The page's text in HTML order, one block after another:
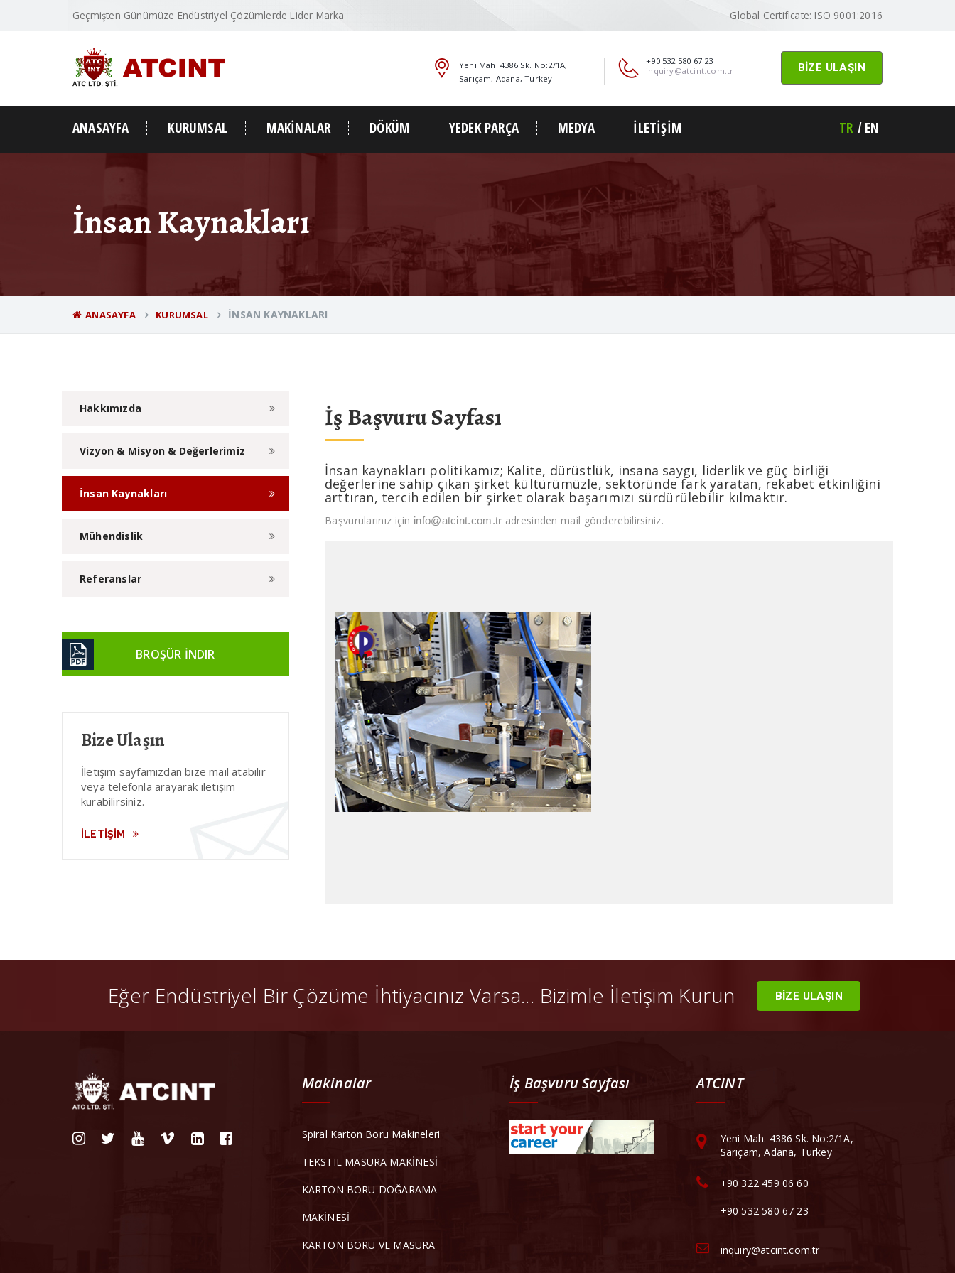
Geçmişten Günümüze Endüstriyel Çözümlerde Lider Marka Global Certificate: ISO 9001:2016
BİZE ULAŞIN
+90 532 580 67 23
inquiry@atcint.com.tr
Yeni Mah. 4386 Sk. No:2/1A,
Sarıçam, Adana, Turkey
ANASAYFA KURUMSAL MAKİNALAR DÖKÜM YEDEK PARÇA MEDYA İLETİŞİM TR EN
İnsan Kaynakları
ANASAYFA KURUMSAL İNSAN KAYNAKLARI
Hakkımızda
Vizyon & Misyon & Değerlerimiz
İnsan Kaynakları
Mühendislik
Referanslar
BROŞÜR İNDIR
Bize Ulaşın
İletişim sayfamızdan bize mail atabilir
veya telefonla arayarak iletişim
kurabilirsiniz.
İLETİŞİM
İş Başvuru Sayfası
İnsan kaynakları politikamız; Kalite, dürüstlük, insana saygı, liderlik ve güç birliği
değerlerine sahip çıkan şirket kültürümüzle, sektöründe fark yaratan, rekabet etkinliğini
arttıran, tercih edilen bir şirket olarak başarımızı sürdürülebilir kılmaktır.
Başvurularınız için info@atcint.com.tr adresinden mail gönderebilirsiniz.
Eğer Endüstriyel Bir Çözüme İhtiyacınız Varsa... Bizimle İletişim Kurun BİZE ULAŞIN
Makinalar
Spiral Karton Boru Makineleri
TEKSTIL MASURA MAKİNESİ
KARTON BORU DOĞARAMA
MAKİNESİ
KARTON BORU VE MASURA
İş Başvuru Sayfası ATCINT
Yeni Mah. 4386 Sk. No:2/1A,
Sarıçam, Adana, Turkey
+90 322 459 06 60
+90 532 580 67 23
inquiry@atcint.com.tr